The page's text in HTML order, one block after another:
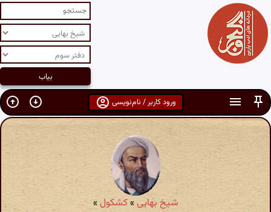
ورود کاربر / نام‌نویسی
شیخ بهایی»کشکول»